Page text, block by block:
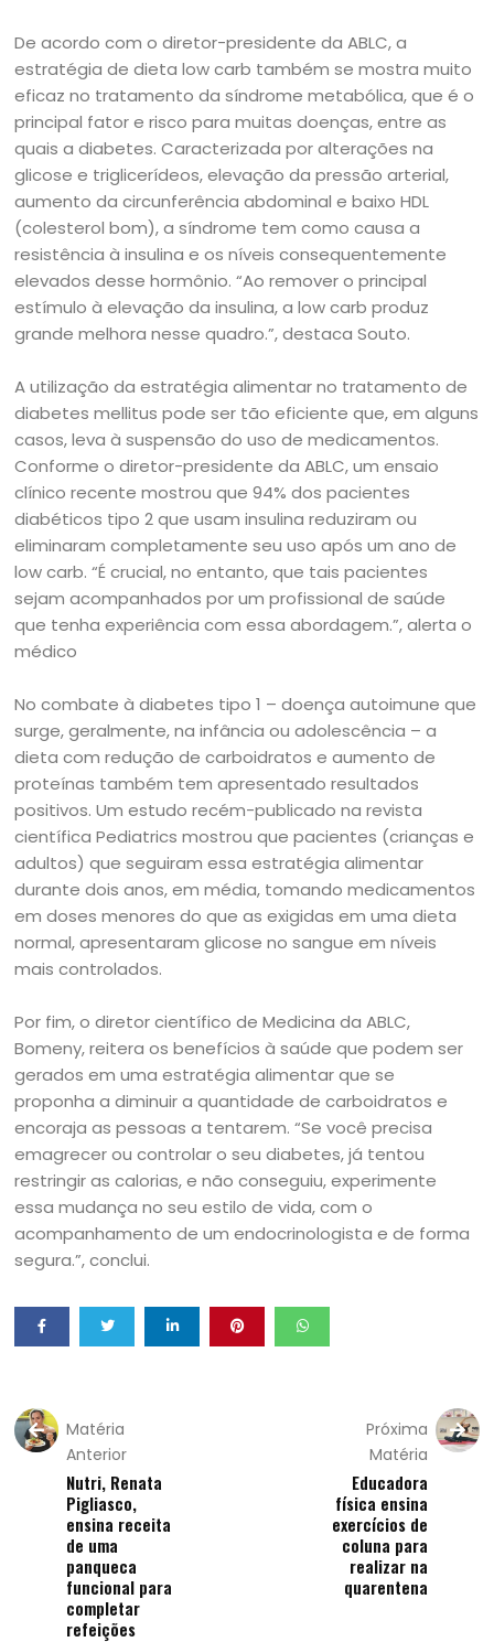
De acordo com o diretor-presidente da ABLC, a
estratégia de dieta low carb também se mostra muito
eficaz no tratamento da síndrome metabólica, que é o
principal fator e risco para muitas doenças, entre as
quais a diabetes. Caracterizada por alterações na
glicose e triglicerídeos, elevação da pressão arterial,
aumento da circunferência abdominal e baixo HDL
(colesterol bom), a síndrome tem como causa a
resistência à insulina e os níveis consequentemente
elevados desse hormônio. “Ao remover o principal
estímulo à elevação da insulina, a low carb produz
grande melhora nesse quadro.”, destaca Souto.
A utilização da estratégia alimentar no tratamento de
diabetes mellitus pode ser tão eficiente que, em alguns
casos, leva à suspensão do uso de medicamentos.
Conforme o diretor-presidente da ABLC, um ensaio
clínico recente mostrou que 94% dos pacientes
diabéticos tipo 2 que usam insulina reduziram ou
eliminaram completamente seu uso após um ano de
low carb. “É crucial, no entanto, que tais pacientes
sejam acompanhados por um profissional de saúde
que tenha experiência com essa abordagem.”, alerta o
médico
No combate à diabetes tipo 1 – doença autoimune que
surge, geralmente, na infância ou adolescência – a
dieta com redução de carboidratos e aumento de
proteínas também tem apresentado resultados
positivos. Um estudo recém-publicado na revista
científica Pediatrics mostrou que pacientes (crianças e
adultos) que seguiram essa estratégia alimentar
durante dois anos, em média, tomando medicamentos
em doses menores do que as exigidas em uma dieta
normal, apresentaram glicose no sangue em níveis
mais controlados.
Por fim, o diretor científico de Medicina da ABLC,
Bomeny, reitera os benefícios à saúde que podem ser
gerados em uma estratégia alimentar que se
proponha a diminuir a quantidade de carboidratos e
encoraja as pessoas a tentarem. “Se você precisa
emagrecer ou controlar o seu diabetes, já tentou
restringir as calorias, e não conseguiu, experimente
essa mudança no seu estilo de vida, com o
acompanhamento de um endocrinologista e de forma
segura.”, conclui.
Matéria
Anterior
Nutri, Renata
Pigliasco,
ensina receita
de uma
panqueca
funcional para
completar
refeições
Próxima
Matéria
Educadora
física ensina
exercícios de
coluna para
realizar na
quarentena